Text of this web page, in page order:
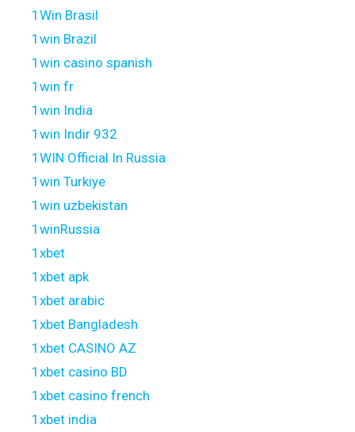
1Win Brasil
1win Brazil
1win casino spanish
1win fr
1win India
1win Indir 932
1WIN Official In Russia
1win Turkiye
1win uzbekistan
1winRussia
1xbet
1xbet apk
1xbet arabic
1xbet Bangladesh
1xbet CASINO AZ
1xbet casino BD
1xbet casino french
1xbet india